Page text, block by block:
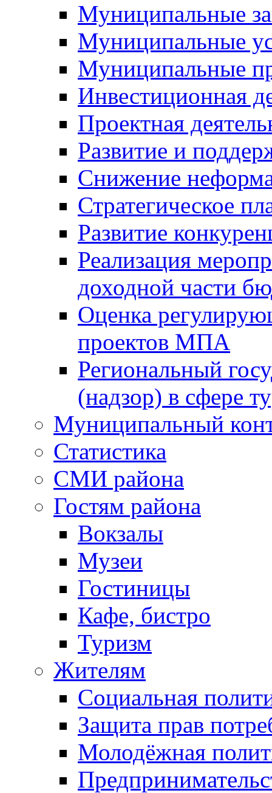
Муниципальные
Муниципальные
Муниципальные
Инвестиционная
Проектная
Развитие и
Снижение
Стратегическое
Развитие
Реализация
доходной части
Оценка
проектов МПА
Региональный
(надзор) в сфере
Муниципальный
Статистика
СМИ района
Гостям района
Вокзалы
Музеи
Гостиницы
Кафе, бистро
Туризм
Жителям
Социальная
Защита прав
Молодёжная